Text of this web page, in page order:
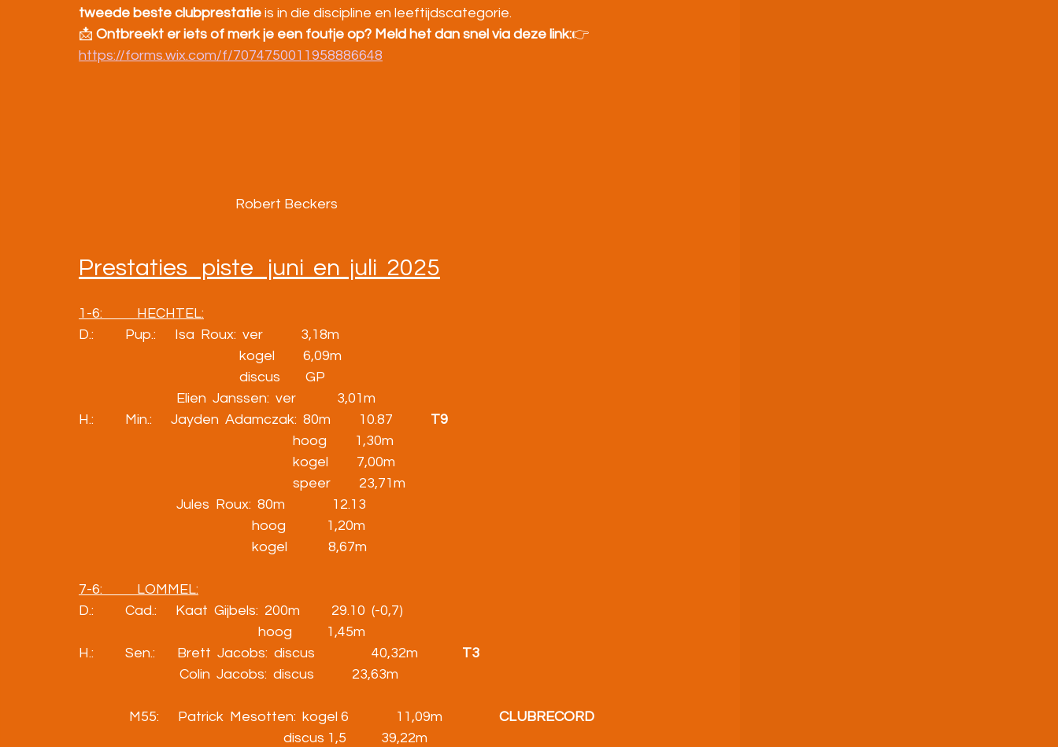
tweede beste clubprestatie is in die discipline en leeftijdscategorie.
📩 Ontbreekt er iets of merk je een foutje op? Meld het dan snel via deze link:👉
https://forms.wix.com/f/7074750011958886648
Robert Beckers
Prestaties   piste   juni  en  juli  2025
1-6:           HECHTEL:
D.:          Pup.:      Isa  Roux:  ver            3,18m
kogel         6,09m
discus        GP
Elien  Janssen:  ver             3,01m
H.:          Min.:      Jayden  Adamczak:  80m         10.87 T9
hoog         1,30m
kogel         7,00m
speer         23,71m
Jules  Roux:  80m               12.13
hoog             1,20m
kogel             8,67m
7-6:           LOMMEL:
D.:          Cad.:      Kaat  Gijbels:  200m          29.10  (-0,7)
hoog           1,45m
H.:          Sen.:       Brett  Jacobs:  discus                  40,32m T3
Colin  Jacobs:  discus            23,63m
M55:      Patrick  Mesotten:  kogel 6               11,09m CLUBRECORD
discus 1,5           39,22m